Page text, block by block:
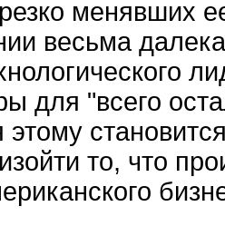
менявших
весьма
для "всего
этому
то, что